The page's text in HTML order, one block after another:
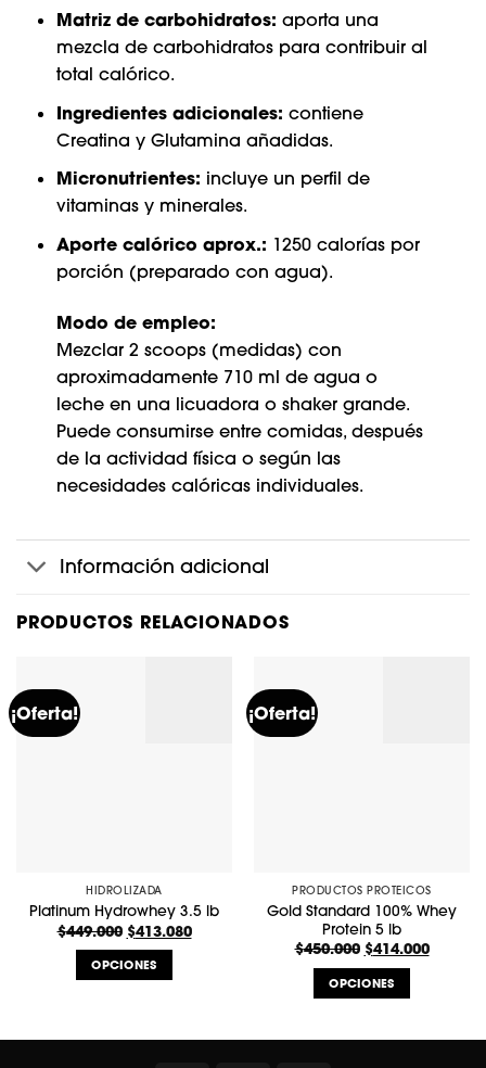
Matriz de carbohidratos: aporta una
mezcla de carbohidratos para contribuir al
total calórico.
Ingredientes adicionales: contiene
Creatina y Glutamina añadidas.
Micronutrientes: incluye un perfil de
vitaminas y minerales.
Aporte calórico aprox.: 1250 calorías por
porción (preparado con agua).
Modo de empleo:
Mezclar 2 scoops (medidas) con
aproximadamente 710 ml de agua o
leche en una licuadora o shaker grande.
Puede consumirse entre comidas, después
de la actividad física o según las
necesidades calóricas individuales.
Información adicional
PRODUCTOS RELACIONADOS
¡Oferta!
HIDROLIZADA
Platinum Hydrowhey 3.5 lb
$449.000 El
precio
original
era:
$449.000.
$413.080El
precio
OPCIONES
tiene
¡Oferta!
PRODUCTOS PROTEICOS
Gold Standard 100% Whey
Protein 5 lb
$450.000 El
precio
original
era:
$450.000.
$414.000El
precio
OPCIONES